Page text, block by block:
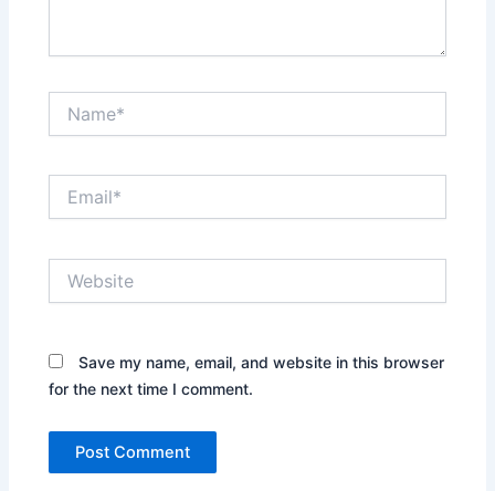
Save my name, email, and website in this browser
for the next time I comment.